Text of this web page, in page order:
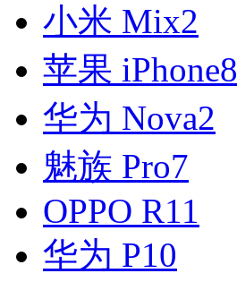
小米 Mix2
苹果 iPhone8
华为 Nova2
魅族 Pro7
OPPO R11
华为 P10